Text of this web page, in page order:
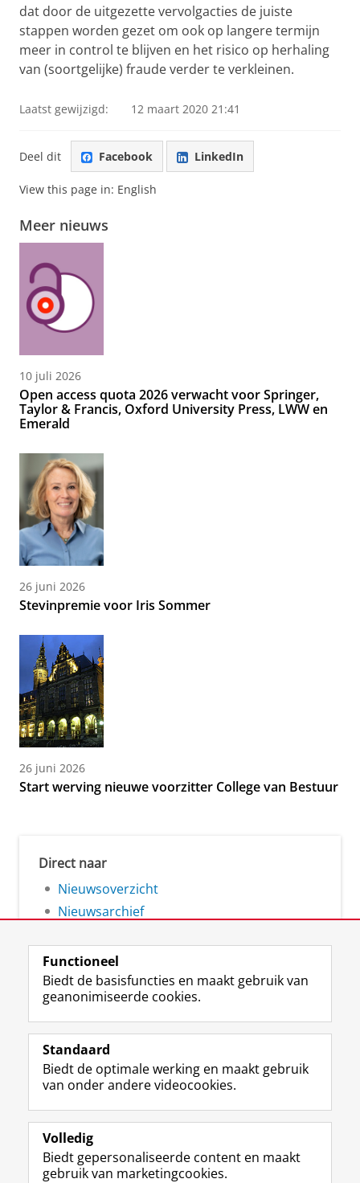
dat door de uitgezette vervolgacties de juiste
stappen worden gezet om ook op langere termijn
meer in control te blijven en het risico op herhaling
van (soortgelijke) fraude verder te verkleinen.
Laatst gewijzigd: 12 maart 2020 21:41
Deel dit Facebook LinkedIn
View this page in: English
Meer nieuws
10 juli 2026
Open access quota 2026 verwacht voor Springer,
Taylor & Francis, Oxford University Press, LWW en
Emerald
26 juni 2026
Stevinpremie voor Iris Sommer
26 juni 2026
Start werving nieuwe voorzitter College van Bestuur
Direct naar
Nieuwsoverzicht
Nieuwsarchief
Volg de RUG
F
a
e
b
o
p
a
L
i
k
e
I
-
p
R
S
-
f
e
R
I
n
t
r
m
Y
o
T
e
k
Studiekiezers
Alumni
Over ons
Functioneel
Biedt de basisfuncties en maakt gebruik van
geanonimiseerde cookies.
Standaard
Biedt de optimale werking en maakt gebruik
van onder andere videocookies.
Volledig
Biedt gepersonaliseerde content en maakt
gebruik van marketingcookies.